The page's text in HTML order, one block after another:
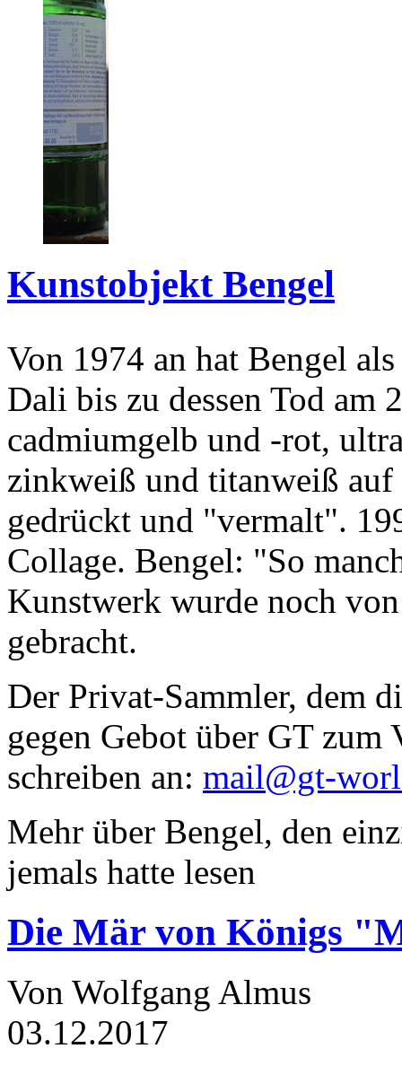
Kunstobjekt Bengel
Von 1974 an hat Bengel
Dali bis zu dessen Tod am
cadmiumgelb und -rot,
zinkweiß und titanweiß
gedrückt und "vermalt".
Collage. Bengel: "So
Kunstwerk wurde noch
gebracht.
Der Privat-Sammler, dem
gegen Gebot über GT zum
schreiben an: mail@gt-
Mehr über Bengel, den
jemals hatte lesen
Die Mär von Königs
Von Wolfgang Almus
03.12.2017